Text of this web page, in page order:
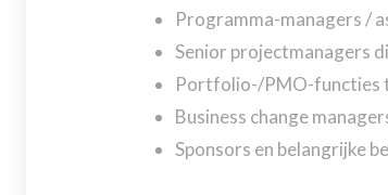
Programma-managers /
Senior projectmanagers
Portfolio-/PMO-functies
Business change
Sponsors en belangrijke